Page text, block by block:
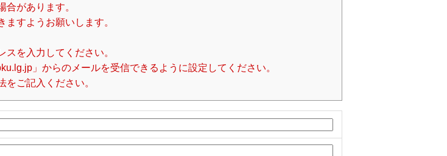
があります。
すようお願いします。
を入力してください。
」からのメールを受信できるように設定してください。
ご記入ください。